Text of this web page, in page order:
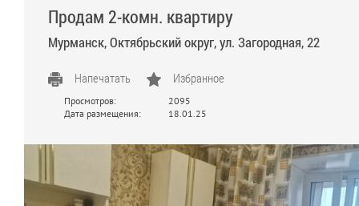
Продам 2-комн. квартиру
Мурманск, Октябрьский округ, ул. Загородная, 22
Напечатать Избранное
Просмотров:
2095
Дата размещения:
18.01.25